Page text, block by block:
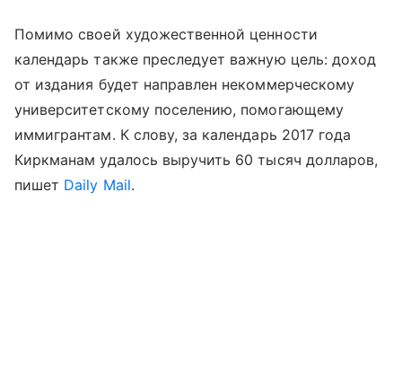
Помимо своей художественной ценности
календарь также преследует важную цель: доход
от издания будет направлен некоммерческому
университетскому поселению, помогающему
иммигрантам. К слову, за календарь 2017 года
Киркманам удалось выручить 60 тысяч долларов,
пишет Daily Mail.